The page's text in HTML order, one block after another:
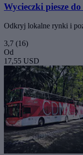
Wycieczki piesze
Odkryj lokalne rynki i
3,7 (16)
Od
17,55 USD